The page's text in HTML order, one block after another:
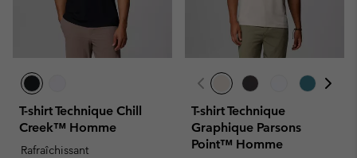
T-shirt Technique Chill
Creek™ Homme
Rafraîchissant
T-shirt Technique
Graphique Parsons
Point™ Homme